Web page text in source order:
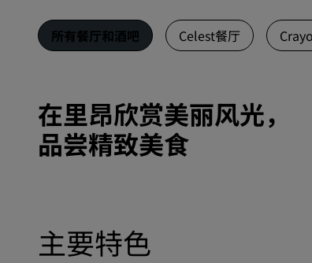
所有餐厅和酒吧 Celest餐厅
在里昂欣赏美丽风光，
品尝精致美食
主要特色